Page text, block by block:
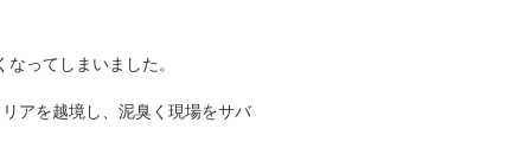
ってしまいました。
アを越境し、泥臭く現場をサバ